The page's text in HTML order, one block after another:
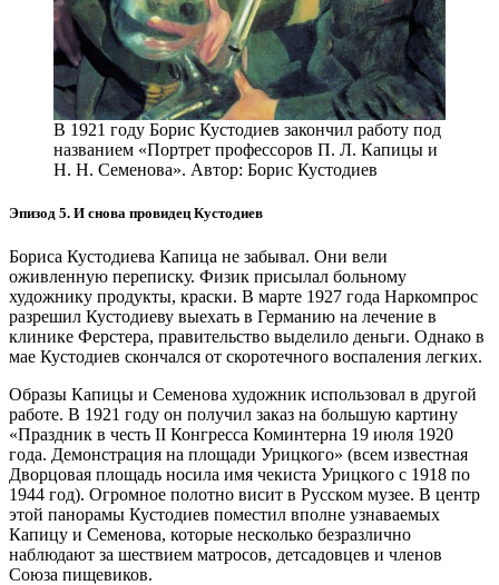
В 1921 году Борис Кустодиев закончил работу под
названием «Портрет профессоров П. Л. Капицы и
Н. Н. Семенова». Автор: Борис Кустодиев
Эпизод 5. И снова провидец Кустодиев
Бориса Кустодиева Капица не забывал. Они вели
оживленную переписку. Физик присылал больному
художнику продукты, краски. В марте 1927 года Наркомпрос
разрешил Кустодиеву выехать в Германию на лечение в
клинике Ферстера, правительство выделило деньги. Однако в
мае Кустодиев скончался от скоротечного воспаления легких.
Образы Капицы и Семенова художник использовал в другой
работе. В 1921 году он получил заказ на большую картину
«Праздник в честь II Конгресса Коминтерна 19 июля 1920
года. Демонстрация на площади Урицкого» (всем известная
Дворцовая площадь носила имя чекиста Урицкого с 1918 по
1944 год). Огромное полотно висит в Русском музее. В центр
этой панорамы Кустодиев поместил вполне узнаваемых
Капицу и Семенова, которые несколько безразлично
наблюдают за шествием матросов, детсадовцев и членов
Союза пищевиков.